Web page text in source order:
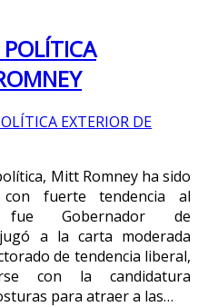
Mitt Romney ha sido
fuerte tendencia al
fue Gobernador de
jugó a la carta moderada
de tendencia liberal,
con la candidatura
para atraer a las…